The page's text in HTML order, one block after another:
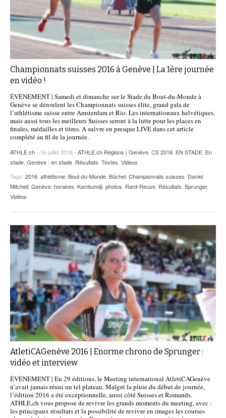
Championnats suisses 2016 à Genève | La 1ère journée
en vidéo !
ÉVÉNEMENT | Samedi et dimanche sur le Stade du Bout-du-Monde à
Genève se déroulent les Championnats suisses élite, grand gala de
l’athlétisme suisse entre Amsterdam et Rio. Les internationaux helvétiques,
mais aussi tous les meilleurs Suisses seront à la lutte pour les places en
finales, médailles et titres. A suivre en presque LIVE dans cet article
complété au fil de la journée.
ATHLE.ch- 16 juillet 2016 - ATHLE.ch Régions | Genève CS 2016 EN STADE En
stade Genève : en stade Résultats Textes Videos
Tags: 2016 athlétisme Bout-du-Monde Büchel Championnats suisses Daniel
Mitchell Genève horaires Kambundji photos Rard-Reuse Résultats Sprunger,
Vidéos
AtletiCAGenève 2016 | Enorme chrono de Sprunger :
vidéo et interview
ÉVÉNEMENT | En 29 éditions, le Meeting international AtletiCAGenève
n’avait jamais réuni un tel plateau. Malgré la pluie du début de journée,
l’édition 2016 a été exceptionnelle, aussi côté Suisses et Romands.
ATHLE.ch vous propose de revivre les grands moments du meeting, avec :
les principaux résultats et la possibilité de revivre en images les courses